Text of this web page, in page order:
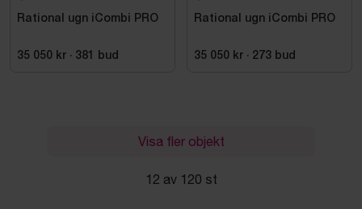
Rational ugn iCombi PRO
35 050 kr · 381 bud
Rational ugn iCombi PRO
35 050 kr · 273 bud
Visa fler objekt
12 av 120 st